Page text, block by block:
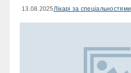
13.08.2025 Лікарі за спеціальностями